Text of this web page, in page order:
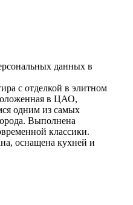
данных в
с отделкой в элитном
в ЦАО,
одним из самых
Выполнена
классики.
оснащена кухней и